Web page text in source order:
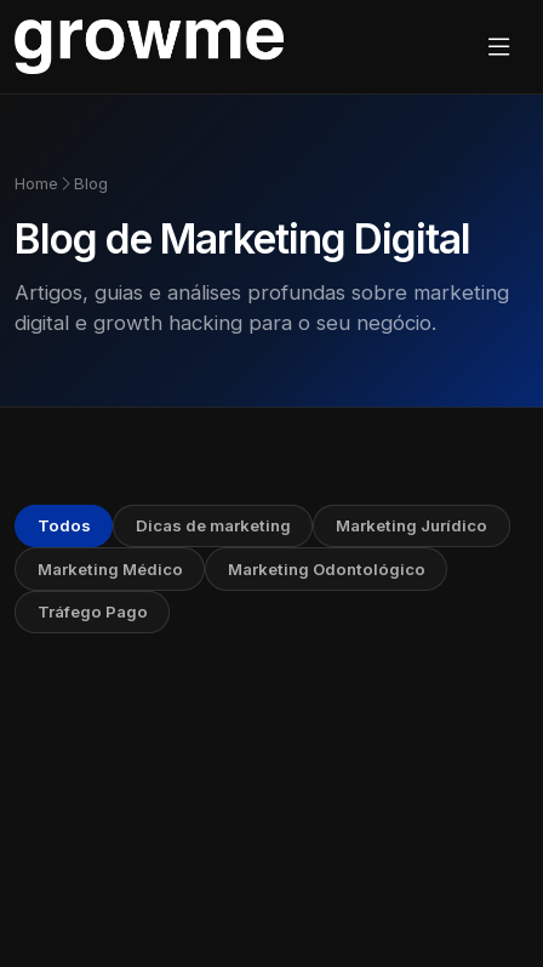
Home Blog
Blog de Marketing Digital
Artigos, guias e análises profundas sobre marketing
digital e growth hacking para o seu negócio.
Todos Dicas de marketing Marketing Jurídico
Marketing Médico Marketing Odontológico
Tráfego Pago